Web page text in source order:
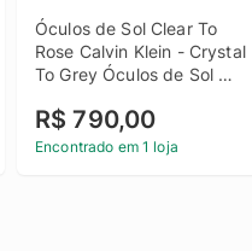
Óculos de Sol Clear To
Rose Calvin Klein - Crystal
To Grey Óculos de Sol
Crystal To Grey u
R$ 790,00
Encontrado em 1 loja